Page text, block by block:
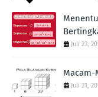
Juli 23,
Macam-
Juli 21,